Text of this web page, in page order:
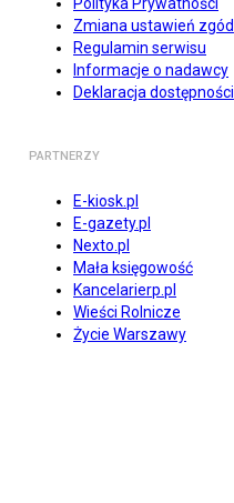
Zmiana ustawień zgód
Regulamin serwisu
Informacje o nadawcy
Deklaracja dostępności
PARTNERZY
E-kiosk.pl
E-gazety.pl
Nexto.pl
Mała księgowość
Kancelarierp.pl
Wieści Rolnicze
Życie Warszawy